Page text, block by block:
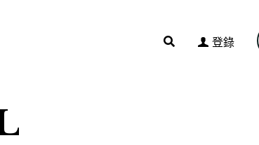
登錄
登錄